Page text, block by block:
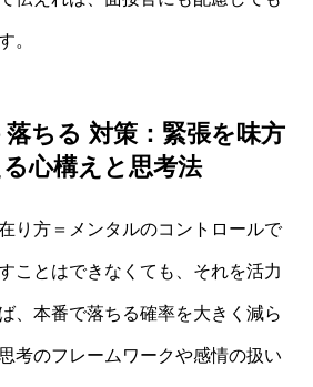
。
ちる 対策：緊張を味方
心構えと思考法
り方＝メンタルのコントロールで
ことはできなくても、それを活力
、本番で落ちる確率を大きく減ら
考のフレームワークや感情の扱い